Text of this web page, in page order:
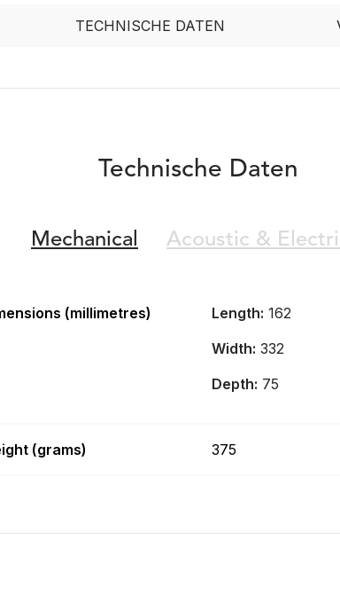
TECHNISCHE DATEN
Technische Daten
Mechanical Acoustic &
(millimetres) Length: 162
Width: 332
Depth: 75
(grams) 375